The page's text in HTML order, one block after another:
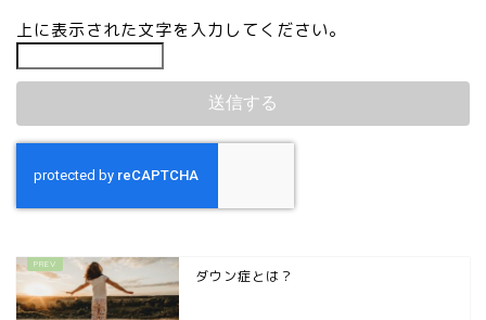
上に表示された文字を入力してください。
ダウン症とは？